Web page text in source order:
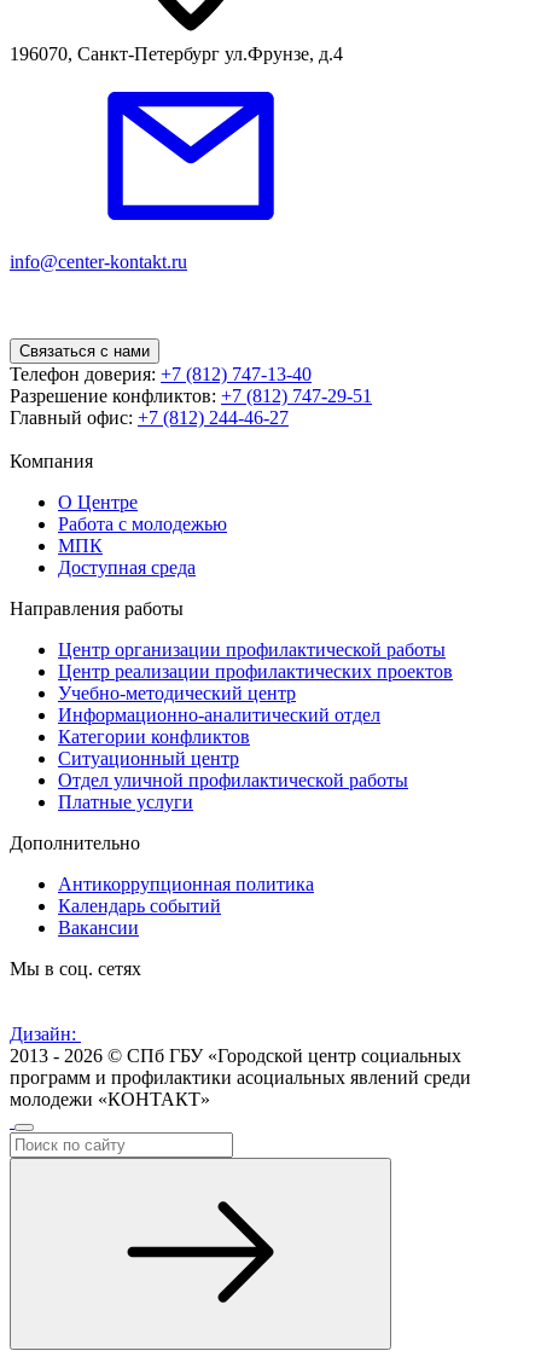
196070, Санкт-Петербург ул.Фрунзе, д.4
info@center-kontakt.ru
Связаться с нами
Телефон доверия: +7 (812) 747-13-40
Разрешение конфликтов: +7 (812) 747-29-51
Главный офис: +7 (812) 244-46-27
Компания
О Центре
Работа с молодежью
МПК
Доступная среда
Направления работы
Центр организации профилактической работы
Центр реализации профилактических проектов
Учебно-методический центр
Информационно-аналитический отдел
Категории конфликтов
Ситуационный центр
Отдел уличной профилактической работы
Платные услуги
Дополнительно
Антикоррупционная политика
Календарь событий
Вакансии
Мы в соц. сетях
Дизайн:
2013 - 2026 © СПб ГБУ «Городской центр социальных
программ и профилактики асоциальных явлений среди
молодежи «КОНТАКТ»